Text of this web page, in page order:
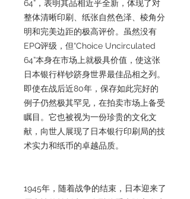
64”，表明其品相近乎全新，体现了对
整体清晰印刷、纸张自然色泽、棱角分
明和完美边距的极高评价。虽然没有
EPQ评级，但“Choice Uncirculated
64”本身在市场上就极具价值，使这张
日本银行样钞跻身世界最佳品相之列。
即使在战后近80年，保存如此完好的
例子仍然极其罕见，在拍卖市场上备受
瞩目。它也被视为一份珍贵的文化文
献，向世人展现了日本银行印刷局的技
术实力和纸币的卓越品质。
1945年，随着战争的结束，日本迎来了